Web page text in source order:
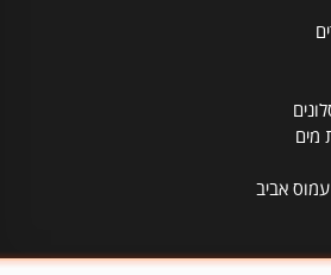
מים
אביב